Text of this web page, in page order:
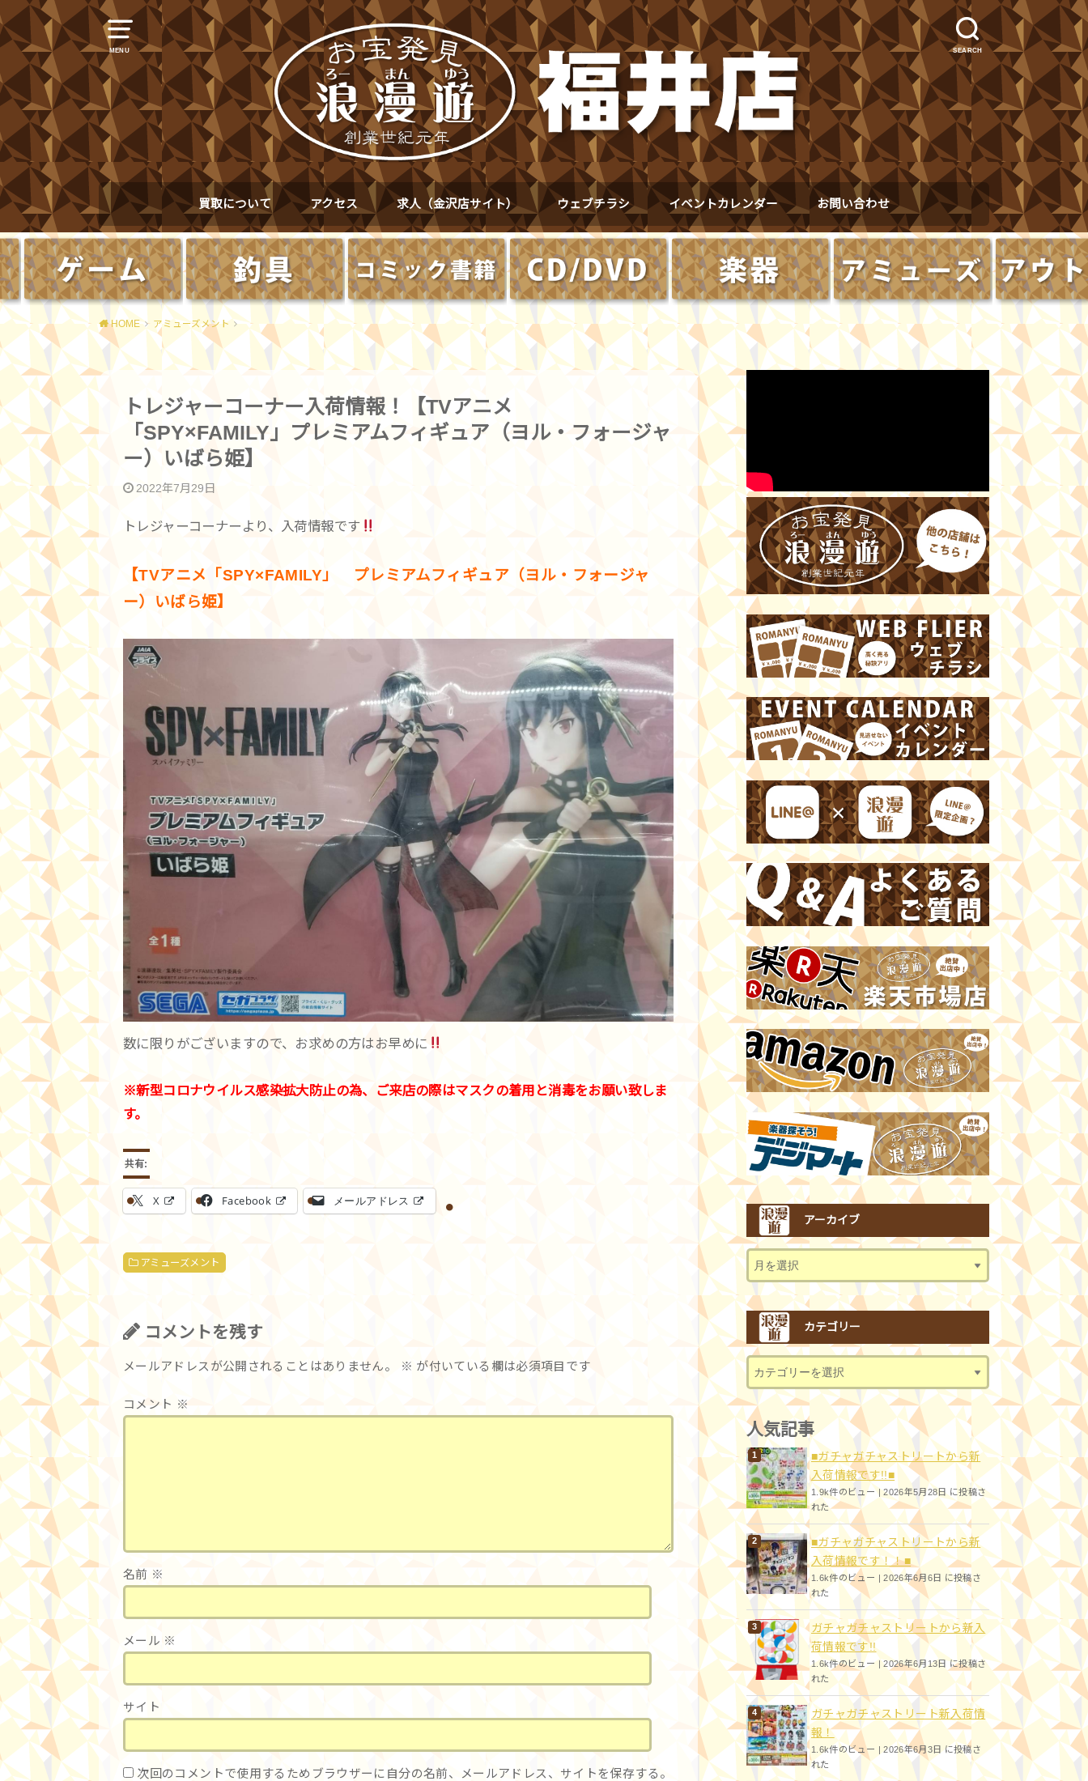
MENU SEARCH
買取について アクセス 求人（金沢店サイト） ウェブチラシ イベントカレンダー お問い合わせ
HOME アミューズメント
トレジャーコーナー入荷情報！【TVアニメ
「SPY×FAMILY」プレミアムフィギュア（ヨル・フォージャ
ー）いばら姫】
2022年7月29日
トレジャーコーナーより、入荷情報です
【TVアニメ「SPY×FAMILY」 プレミアムフィギュア（ヨル・フォージャ
ー）いばら姫】
数に限りがございますので、お求めの方はお早めに
※新型コロナウイルス感染拡大防止の為、ご来店の際はマスクの着用と消毒をお願い致しま
す。
共有:
X Facebook メールアドレス
アミューズメント
コメントを残す
メールアドレスが公開されることはありません。 ※ が付いている欄は必須項目です
コメント ※
名前 ※
メール ※
サイト
次回のコメントで使用するためブラウザーに自分の名前、メールアドレス、サイトを保存する。
アーカイブ
カテゴリー
人気記事
■ガチャガチャストリートから新
入荷情報です!!■
1.9k件のビュー|2026年5月28日 に投稿さ
れた
■ガチャガチャストリートから新
入荷情報です！！■
1.6k件のビュー |2026年6月6日 に投稿さ
れた
ガチャガチャストリートから新入
荷情報です!!
1.6k件のビュー|2026年6月13日 に投稿さ
れた
ガチャガチャストリート新入荷情
報！
1.6k件のビュー |2026年6月3日 に投稿さ
れた